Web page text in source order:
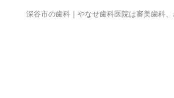
深谷市の歯科｜やなせ歯科医院は審美歯科